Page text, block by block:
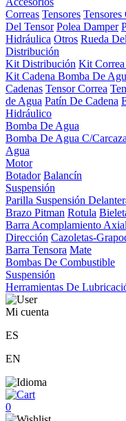
Correas Tensores Tensores
Del Tensor Polea Damper
Hidráulica Otros Rueda
Distribución
Kit Distribución Kit Correa
Kit Cadena Bomba De
Cadenas Tensor Correa
de Agua Patín De Cadena
Hidráulico
Bomba De Agua
Bomba De Agua C/Carcaza
Agua
Motor
Botador Balancín
Suspensión
Parilla Suspensión
Brazo Pitman Rotula
Barra Acomplamiento Axial
Dirección Cazoletas-
Barra Tensora Mate
Bombas De Combustible
Suspensión
Herramientas De
Mi cuenta
ES
EN
0